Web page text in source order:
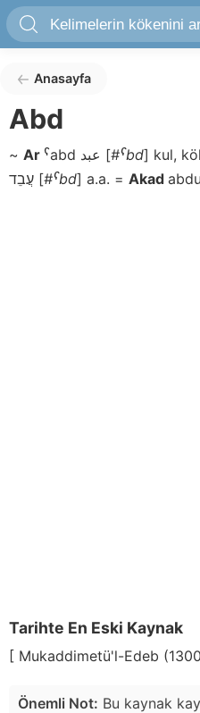
Anasayfa
Abd
~ Ar ˁabd [#ˁbd] kul,
[#ˁbd] a.a. = Akad abdu
Tarihte En Eski Kaynak
[ Mukaddimetü'l-Edeb
Önemli Not: Bu kaynak